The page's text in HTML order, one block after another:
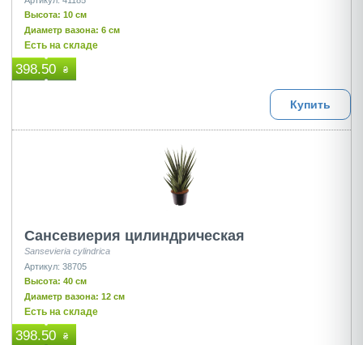
Высота: 10 см
Диаметр вазона: 6 см
Есть на складе
398.50 ₴
Купить
Сансевиерия цилиндрическая
Sansevieria cylindrica
Артикул: 38705
Высота: 40 см
Диаметр вазона: 12 см
Есть на складе
398.50 ₴